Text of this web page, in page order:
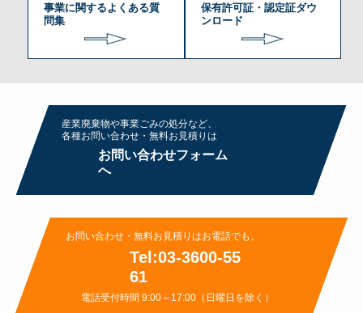
事業に関するよくある質
問集
保有許可証・認定証ダウ
ンロード
産業廃棄物や事業ごみの処分など、
各種お問い合わせ・無料お⾒積りは
お問い合わせフォーム
へ
お問い合わせ・無料お⾒積りはお電話でも。
Tel:03-3600-55
61
電話受付時間 9:00～17:00（日曜日を除く）